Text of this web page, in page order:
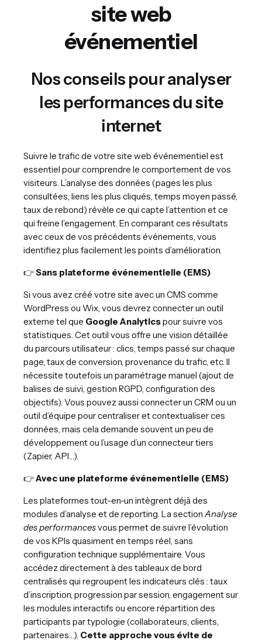
site web
événementiel
Nos conseils pour analyser
les performances du site
internet
Suivre le trafic de votre site web événementiel est
essentiel pour comprendre le comportement de vos
visiteurs. L’analyse des données (pages les plus
consultées, liens les plus cliqués, temps moyen passé,
taux de rebond) révèle ce qui capte l’attention et ce
qui freine l’engagement. En comparant ces résultats
avec ceux de vos précédents événements, vous
identifiez plus facilement les points d’amélioration.
👉Sans plateforme événementielle (EMS)
Si vous avez créé votre site avec un CMS comme
WordPress ou Wix, vous devrez connecter un outil
externe tel que Google Analyticspour suivre vos
statistiques. Cet outil vous offre une vision détaillée
du parcours utilisateur : clics, temps passé sur chaque
page, taux de conversion, provenance du trafic, etc. Il
nécessite toutefois un paramétrage manuel (ajout de
balises de suivi, gestion RGPD, configuration des
objectifs). Vous pouvez aussi connecter un CRM ou un
outil d’équipe pour centraliser et contextualiser ces
données, mais cela demande souvent un peu de
développement ou l’usage d’un connecteur tiers
(Zapier, API…).
👉Avec une plateforme événementielle (EMS)
Les plateformes tout-en-un intègrent déjà des
modules d’analyse et de reporting. La section Analyse
des performancesvous permet de suivre l’évolution
de vos KPIs quasiment en temps réel, sans
configuration technique supplémentaire. Vous
accédez directement à des tableaux de bord
centralisés qui regroupent les indicateurs clés : taux
d’inscription, progression par session, engagement sur
les modules interactifs ou encore répartition des
participants par typologie (collaborateurs, clients,
partenaires…). Cette approche vous évite de